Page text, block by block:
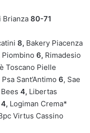
Brianza 80-71
8, Bakery Piacenza
Piombino 6, Rimadesio
Toscano Pielle
Sant’Antimo 6, Sae
4, Libertas
4, Logiman Crema*
Virtus Cassino